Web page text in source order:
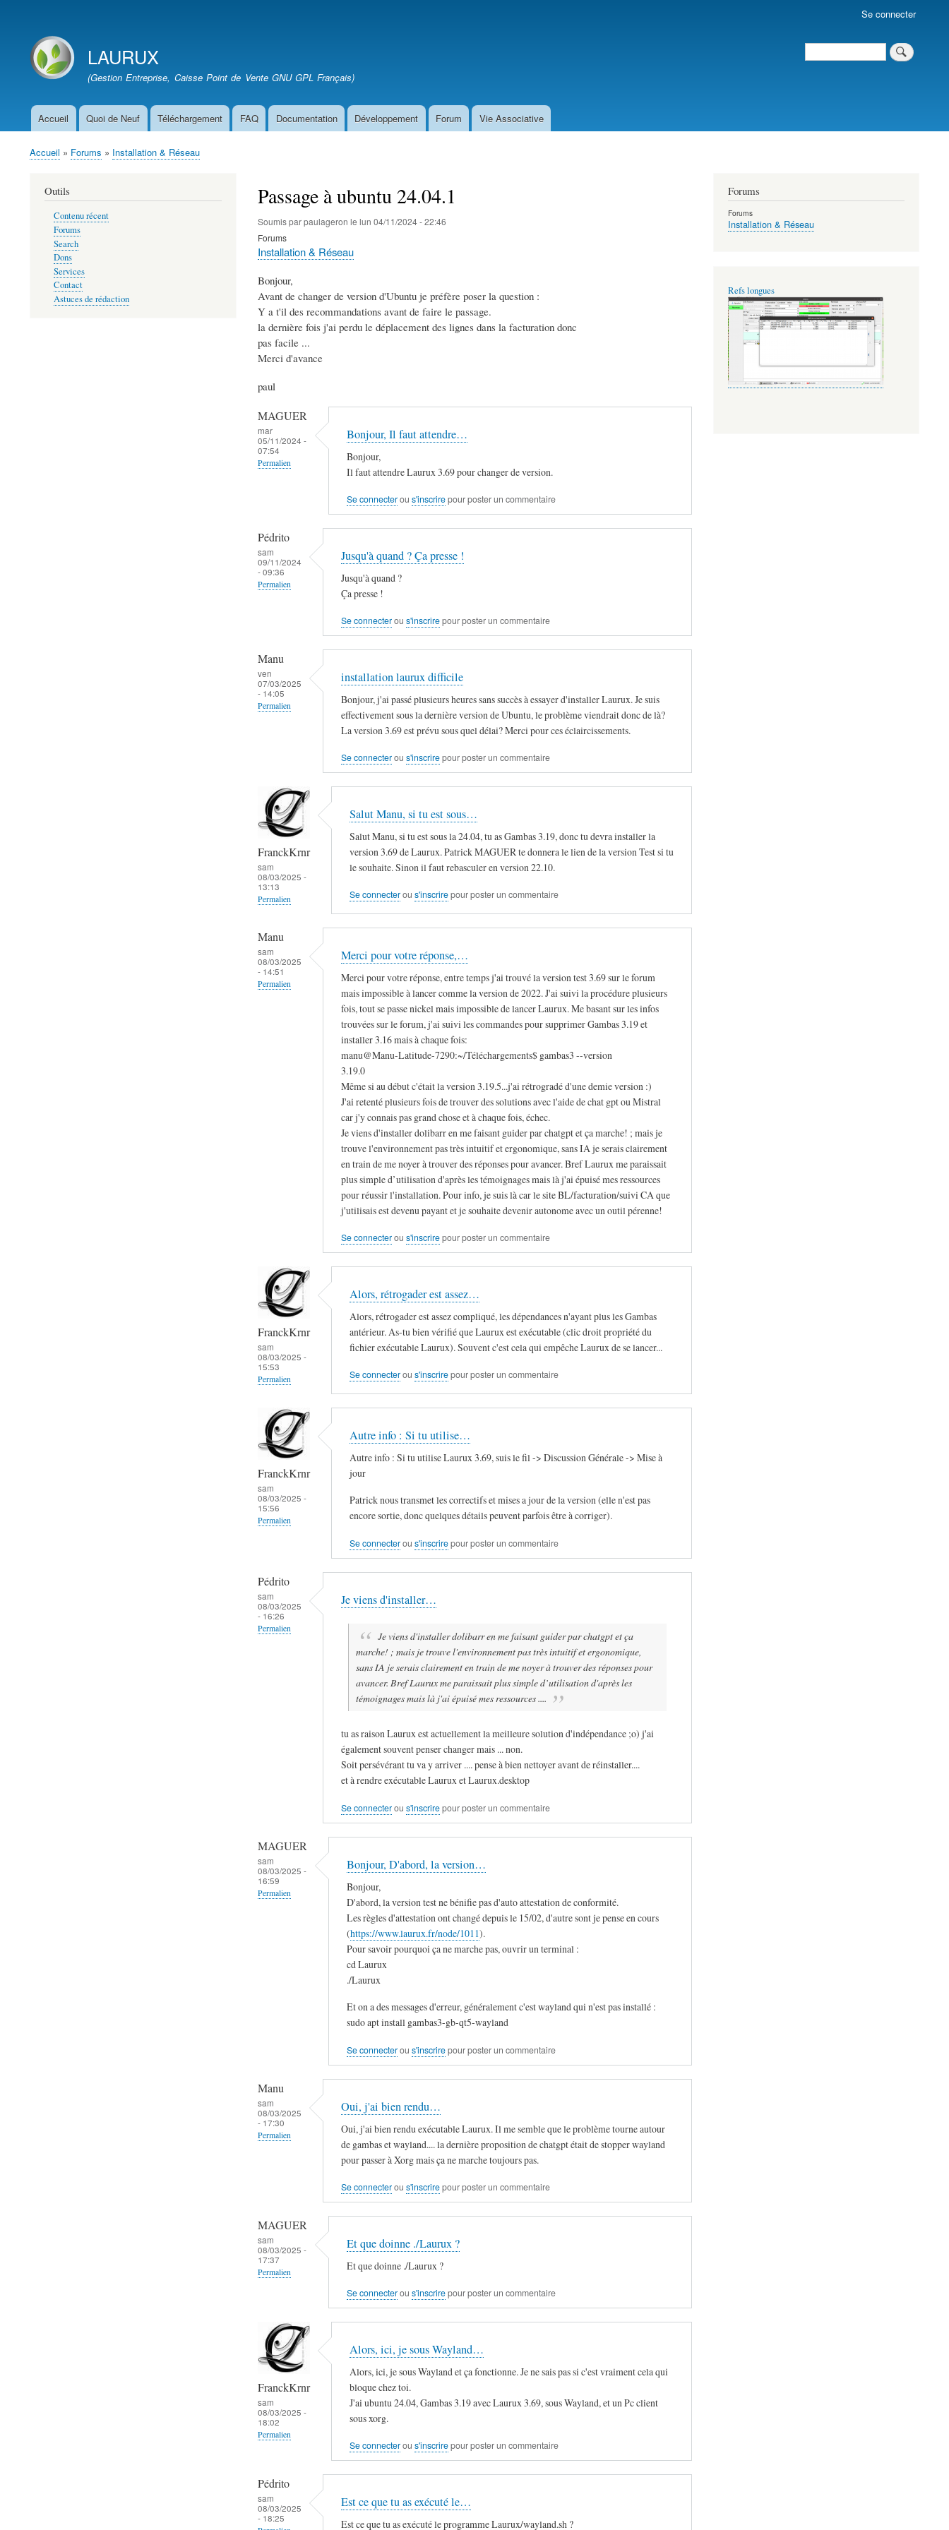
account
menu
Se connecter
Site brandingLAURUX
(Gestion Entreprise, Caisse Point de Vente GNU GPL Français)
Search
Search
MainAccueil Quoi de Neuf Téléchargement FAQ Documentation Développement Forum Vie Associative
Fil
Accueil Forums Installation & Réseau
Passage à ubuntu 24.04.1
Soumis parpaulageron le lun 04/11/2024 - 22:46
Forums
Installation & Réseau
Bonjour,
Avant de changer de version d'Ubuntu je préfère poser la question :
Y a t'il des recommandations avant de faire le passage.
la dernière fois j'ai perdu le déplacement des lignes dans la facturation donc
pas facile ...
Merci d'avance
paul
MAGUER
mar
05/11/2024 -
07:54
Permalien
Bonjour, Il faut attendre…
Bonjour,
Il faut attendre Laurux 3.69 pour changer de version.
Se connecterou s'inscrirepour poster un commentaire
Pédrito
sam
09/11/2024
- 09:36
Permalien
Jusqu'à quand ? Ça presse !
Jusqu'à quand ?
Ça presse !
Se connecterou s'inscrirepour poster un commentaire
Manu
ven
07/03/2025
- 14:05
Permalien
installation laurux difficile
Bonjour, j'ai passé plusieurs heures sans succès à essayer d'installer Laurux. Je suis
effectivement sous la dernière version de Ubuntu, le problème viendrait donc de là?
La version 3.69 est prévu sous quel délai? Merci pour ces éclaircissements.
Se connecterou s'inscrirepour poster un commentaire
FranckKrnr
sam
08/03/2025 -
13:13
Permalien
Salut Manu, si tu est sous…
Salut Manu, si tu est sous la 24.04, tu as Gambas 3.19, donc tu devra installer la
version 3.69 de Laurux. Patrick MAGUER te donnera le lien de la version Test si tu
le souhaite. Sinon il faut rebasculer en version 22.10.
Se connecterou s'inscrirepour poster un commentaire
Manu
sam
08/03/2025
- 14:51
Permalien
Merci pour votre réponse,…
Merci pour votre réponse, entre temps j'ai trouvé la version test 3.69 sur le forum
mais impossible à lancer comme la version de 2022. J'ai suivi la procédure plusieurs
fois, tout se passe nickel mais impossible de lancer Laurux. Me basant sur les infos
trouvées sur le forum, j'ai suivi les commandes pour supprimer Gambas 3.19 et
installer 3.16 mais à chaque fois:
manu@Manu-Latitude-7290:~/Téléchargements$ gambas3 --version
3.19.0
Même si au début c'était la version 3.19.5...j'ai rétrogradé d'une demie version :)
J'ai retenté plusieurs fois de trouver des solutions avec l'aide de chat gpt ou Mistral
car j'y connais pas grand chose et à chaque fois, échec.
Je viens d'installer dolibarr en me faisant guider par chatgpt et ça marche! ; mais je
trouve l'environnement pas très intuitif et ergonomique, sans IA je serais clairement
en train de me noyer à trouver des réponses pour avancer. Bref Laurux me paraissait
plus simple d’utilisation d'après les témoignages mais là j'ai épuisé mes ressources
pour réussir l'installation. Pour info, je suis là car le site BL/facturation/suivi CA que
j'utilisais est devenu payant et je souhaite devenir autonome avec un outil pérenne!
Se connecterou s'inscrirepour poster un commentaire
FranckKrnr
sam
08/03/2025 -
15:53
Permalien
Alors, rétrogader est assez…
Alors, rétrogader est assez compliqué, les dépendances n'ayant plus les Gambas
antérieur. As-tu bien vérifié que Laurux est exécutable (clic droit propriété du
fichier exécutable Laurux). Souvent c'est cela qui empêche Laurux de se lancer...
Se connecterou s'inscrirepour poster un commentaire
FranckKrnr
sam
08/03/2025 -
15:56
Permalien
Autre info : Si tu utilise…
Autre info : Si tu utilise Laurux 3.69, suis le fil -> Discussion Générale -> Mise à
jour
Patrick nous transmet les correctifs et mises a jour de la version (elle n'est pas
encore sortie, donc quelques détails peuvent parfois être à corriger).
Se connecterou s'inscrirepour poster un commentaire
Pédrito
sam
08/03/2025
- 16:26
Permalien
Je viens d'installer…
Je viens d'installer dolibarr en me faisant guider par chatgpt et ça
marche! ; mais je trouve l'environnement pas très intuitif et ergonomique,
sans IA je serais clairement en train de me noyer à trouver des réponses pour
avancer. Bref Laurux me paraissait plus simple d’utilisation d'après les
témoignages mais là j'ai épuisé mes ressources ....
tu as raison Laurux est actuellement la meilleure solution d'indépendance ;o) j'ai
également souvent penser changer mais ... non.
Soit persévérant tu va y arriver .... pense à bien nettoyer avant de réinstaller....
et à rendre exécutable Laurux et Laurux.desktop
Se connecterou s'inscrirepour poster un commentaire
MAGUER
sam
08/03/2025 -
16:59
Permalien
Bonjour, D'abord, la version…
Bonjour,
D'abord, la version test ne bénifie pas d'auto attestation de conformité.
Les règles d'attestation ont changé depuis le 15/02, d'autre sont je pense en cours
(https://www.laurux.fr/node/1011).
Pour savoir pourquoi ça ne marche pas, ouvrir un terminal :
cd Laurux
./Laurux
Et on a des messages d'erreur, généralement c'est wayland qui n'est pas installé :
sudo apt install gambas3-gb-qt5-wayland
Se connecterou s'inscrirepour poster un commentaire
Manu
sam
08/03/2025
- 17:30
Permalien
Oui, j'ai bien rendu…
Oui, j'ai bien rendu exécutable Laurux. Il me semble que le problème tourne autour
de gambas et wayland.... la dernière proposition de chatgpt était de stopper wayland
pour passer à Xorg mais ça ne marche toujours pas.
Se connecterou s'inscrirepour poster un commentaire
MAGUER
sam
08/03/2025 -
17:37
Permalien
Et que doinne ./Laurux ?
Et que doinne ./Laurux ?
Se connecterou s'inscrirepour poster un commentaire
FranckKrnr
sam
08/03/2025 -
18:02
Permalien
Alors, ici, je sous Wayland…
Alors, ici, je sous Wayland et ça fonctionne. Je ne sais pas si c'est vraiment cela qui
bloque chez toi.
J'ai ubuntu 24.04, Gambas 3.19 avec Laurux 3.69, sous Wayland, et un Pc client
sous xorg.
Se connecterou s'inscrirepour poster un commentaire
Pédrito
sam
08/03/2025
- 18:25
Est ce que tu as exécuté le…
Est ce que tu as exécuté le programme Laurux/wayland.sh ?
Outils
Contenu récent
Forums
Search
Dons
Services
Contact
Astuces de rédaction
Forums
Forums
Installation & Réseau
Refs longues